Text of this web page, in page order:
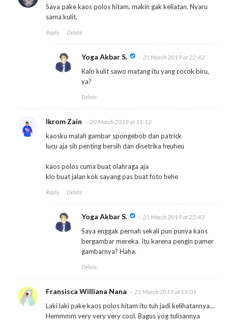
Saya pake kaos polos hitam, makin gak keliatan. Nyaru
sama kulit.
Reply Delete
Yoga Akbar S. 21 March 2019 at 22:42
Kalo kulit sawo matang itu yang cocok biru,
ya?
Delete
Ikrom Zain 20 March 2019 at 11:12
kaosku malah gambar spongebob dan patrick
lucu aja sih penting bersih dan disetrika heuheu
kaos polos cuma buat olahraga aja
klo buat jalan kok sayang pas buat foto hehe
Reply Delete
Yoga Akbar S. 21 March 2019 at 22:43
Saya enggak pernah sekali pun punya kaos
bergambar mereka. Itu karena pengin pamer
gambarnya? Haha.
Delete
Fransisca Williana Nana 21 March 2019 at 13:01
Laki laki pake kaos polos hitam itu tuh jadi kelihatannya...
Hemmmm very very very cool. Bagus yog tulisannya